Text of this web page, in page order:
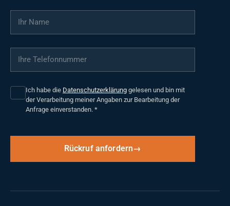
Ihr Name
Ihre Telefonnummer
Ich habe die Datenschutzerklärung gelesen und bin mit
der Verarbeitung meiner Angaben zur Bearbeitung der
Anfrage einverstanden. *
Rückruf anfordern